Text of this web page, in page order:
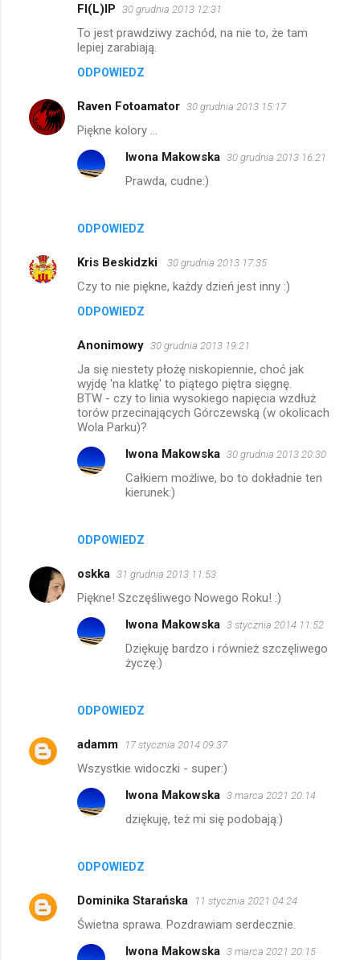
FI(L)IP 30 grudnia 2013 12:31
To jest prawdziwy zachód, na nie to, że tam
lepiej zarabiają.
ODPOWIEDZ
Raven Fotoamator 30 grudnia 2013 15:17
Piękne kolory ...
ODPOWIEDZ
Iwona Makowska 30 grudnia 2013 16:21
Prawda, cudne:)
Kris Beskidzki 30 grudnia 2013 17:35
Czy to nie piękne, każdy dzień jest inny :)
ODPOWIEDZ
Anonimowy 30 grudnia 2013 19:21
Ja się niestety płożę niskopiennie, choć jak
wyjdę 'na klatkę' to piątego piętra sięgnę.
BTW - czy to linia wysokiego napięcia wzdłuż
torów przecinających Górczewską (w okolicach
Wola Parku)?
ODPOWIEDZ
Iwona Makowska 30 grudnia 2013 20:30
Całkiem możliwe, bo to dokładnie ten
kierunek:)
oskka 31 grudnia 2013 11:53
Piękne! Szczęśliwego Nowego Roku! :)
ODPOWIEDZ
Iwona Makowska 3 stycznia 2014 11:52
Dziękuję bardzo i również szczęliwego
życzę:)
adamm 17 stycznia 2014 09:37
Wszystkie widoczki - super:)
ODPOWIEDZ
Iwona Makowska 3 marca 2021 20:14
dziękuję, też mi się podobają:)
Dominika Starańska 11 stycznia 2021 04:24
Świetna sprawa. Pozdrawiam serdecznie.
Iwona Makowska 3 marca 2021 20:15